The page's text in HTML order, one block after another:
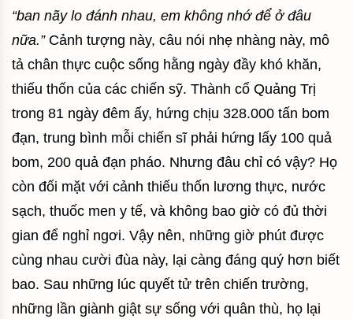
“ban nãy lo đánh nhau, em không nhớ để ở đâu
nữa.”Cảnh tượng này, câu nói nhẹ nhàng này, mô
tả chân thực cuộc sống hằng ngày đầy khó khăn,
thiếu thốn của các chiến sỹ. Thành cổ Quảng Trị
trong 81 ngày đêm ấy, hứng chịu 328.000 tấn bom
đạn, trung bình mỗi chiến sĩ phải hứng lấy 100 quả
bom, 200 quả đạn pháo. Nhưng đâu chỉ có vậy? Họ
còn đối mặt với cảnh thiếu thốn lương thực, nước
sạch, thuốc men y tế, và không bao giờ có đủ thời
gian để nghỉ ngơi. Vậy nên, những giờ phút được
cùng nhau cười đùa này, lại càng đáng quý hơn biết
bao. Sau những lúc quyết tử trên chiến trường,
những lần giành giật sự sống với quân thù, họ lại